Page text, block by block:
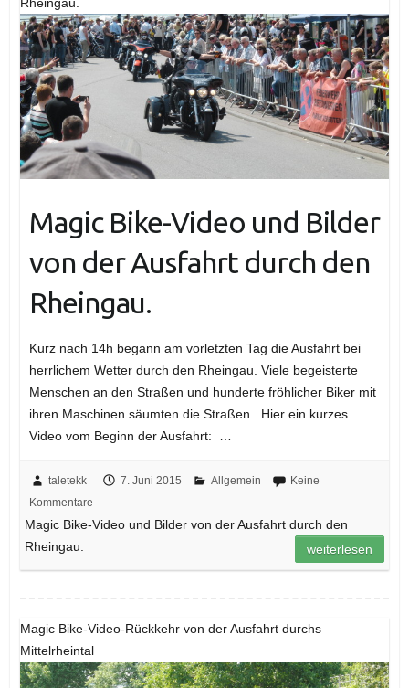
Magic Bike-Video und Bilder
von der Ausfahrt durch den
Rheingau.
Kurz nach 14h begann am vorletzten Tag die Ausfahrt bei
herrlichem Wetter durch den Rheingau. Viele begeisterte
Menschen an den Straßen und hunderte fröhlicher Biker mit
ihren Maschinen säumten die Straßen.. Hier ein kurzes
Video vom Beginn der Ausfahrt: …
taletekk 7. Juni 2015 Allgemein
Keine
Kommentare
Magic Bike-Video und Bilder von der Ausfahrt durch den
Rheingau.
weiterlesen
Magic Bike-Video-Rückkehr von der Ausfahrt durchs
Mittelrheintal